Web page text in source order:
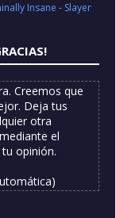
Insane - Slayer
Creemos que
Deja tus
otra
el
opinión.